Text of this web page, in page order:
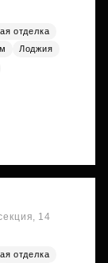
отделка
Лоджия
14
отделка